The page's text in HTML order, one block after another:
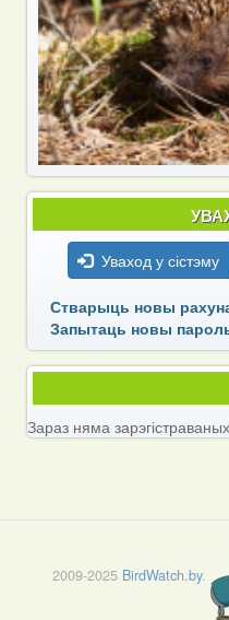
Уваход у сістэму
Стварыць новы
Запытаць новы
Зараз няма
2009-2025 BirdWatch.by.